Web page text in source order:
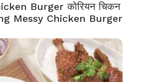
Burger कोरियन चिकन
Messy Chicken Burger